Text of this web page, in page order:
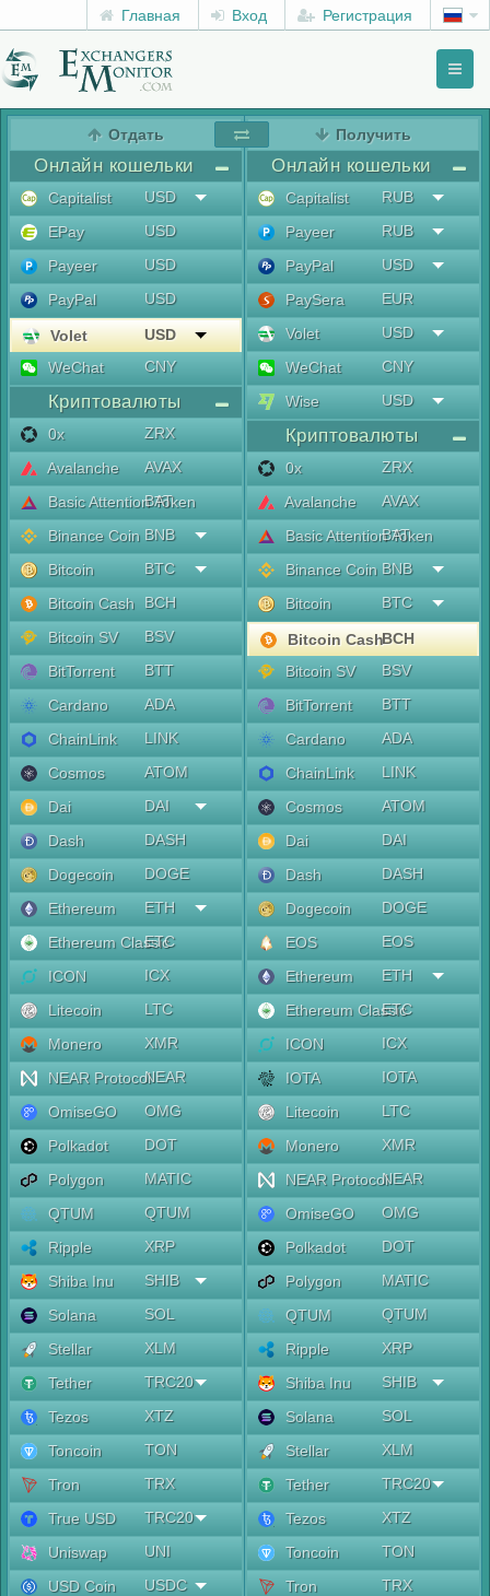
Главная Вход Регистрация
Отдать
Онлайн кошельки
Capitalist
USD
EPay
USD
Payeer
USD
PayPal
USD
Volet
USD
WeChat
CNY
Криптовалюты
0x
ZRX
Avalanche
AVAX
Basic Attention Token
BAT
Binance Coin BNB
Bitcoin
BTC
Bitcoin Cash
BCH
Bitcoin SV
BSV
BitTorrent
BTT
Cardano
ADA
ChainLink
LINK
Cosmos
ATOM
Dai
DAI
Dash
DASH
Dogecoin
DOGE
Ethereum
ETH
Ethereum Classic
ETC
ICON
ICX
Litecoin
LTC
Monero
XMR
NEAR ProtocolNEAR
OmiseGO
OMG
Polkadot
DOT
Polygon
MATIC
QTUM
QTUM
Ripple
XRP
Shiba Inu
SHIB
Solana
SOL
Stellar
XLM
Tether
TRC20
Tezos
XTZ
Toncoin
TON
Tron
TRX
True USD
TRC20
Uniswap
UNI
USD Coin
USDC
Получить
Онлайн кошельки
Capitalist
RUB
Payeer
RUB
PayPal
USD
PaySera
EUR
Volet
USD
WeChat
CNY
Wise
USD
Криптовалюты
0x
ZRX
Avalanche
AVAX
Basic Attention Token
BAT
Binance Coin BNB
Bitcoin
BTC
Bitcoin CashBCH
Bitcoin SV
BSV
BitTorrent
BTT
Cardano
ADA
ChainLink
LINK
Cosmos
ATOM
Dai
DAI
Dash
DASH
Dogecoin
DOGE
EOS
EOS
Ethereum
ETH
Ethereum Classic
ETC
ICON
ICX
IOTA
IOTA
Litecoin
LTC
Monero
XMR
NEAR ProtocolNEAR
OmiseGO
OMG
Polkadot
DOT
Polygon
MATIC
QTUM
QTUM
Ripple
XRP
Shiba Inu
SHIB
Solana
SOL
Stellar
XLM
Tether
TRC20
Tezos
XTZ
Toncoin
TON
Tron
TRX